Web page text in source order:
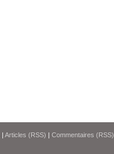
| Articles (RSS) | Commentaires (RSS)